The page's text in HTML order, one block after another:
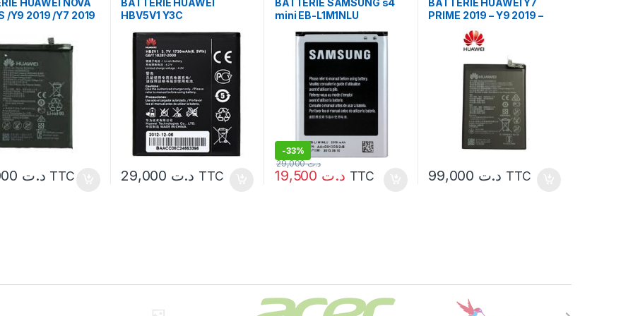
HUAWEI NOVA
/Y9 2019 /Y7 2019
د.ت TTC
BATTERIE HUAWEI
HBV5V1 Y3C
د.ت TTC
BATTERIE SAMSUNG s4
mini EB-L1M1NLU
-33%
د.ت
د.ت29,000
TTC
BATTERIE HUAWEI Y7
PRIME 2019 – Y9 2019 –
Y9S – HONOR 8X
ORIGINAL 3650MAH
د.ت TTC